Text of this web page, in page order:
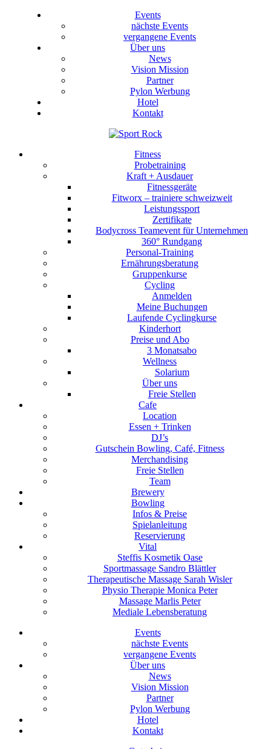
Events
nächste Events
vergangene Events
Über uns
News
Vision Mission
Partner
Pylon Werbung
Hotel
Kontakt
Fitness
Probetraining
Kraft + Ausdauer
Fitnessgeräte
Fitworx – trainiere schweizweit
Leistungssport
Zertifikate
Bodycross Teamevent für Unternehmen
360° Rundgang
Personal-Training
Ernährungsberatung
Gruppenkurse
Cycling
Anmelden
Meine Buchungen
Laufende Cyclingkurse
Kinderhort
Preise und Abo
3 Monatsabo
Wellness
Solarium
Über uns
Freie Stellen
Cafe
Location
Essen + Trinken
DJ’s
Gutschein Bowling, Café, Fitness
Merchandising
Freie Stellen
Team
Brewery
Bowling
Infos & Preise
Spielanleitung
Reservierung
Vital
Steffis Kosmetik Oase
Sportmassage Sandro Blättler
Therapeutische Massage Sarah Wisler
Physio Therapie Monica Peter
Massage Marlis Peter
Mediale Lebensberatung
Events
nächste Events
vergangene Events
Über uns
News
Vision Mission
Partner
Pylon Werbung
Hotel
Kontakt